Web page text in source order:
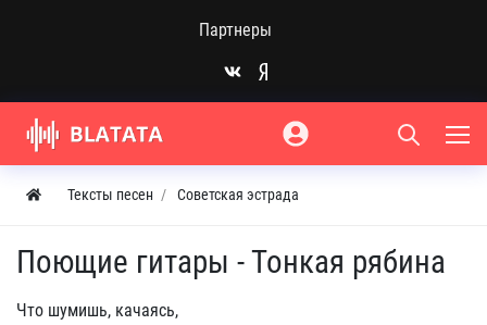
Партнеры
Тексты песен Советская эстрада
Поющие гитары - Тонкая рябина
Что шумишь, качаясь,